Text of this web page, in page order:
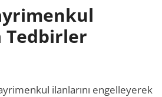
Tedbirler
ilanlarını engelleyerek